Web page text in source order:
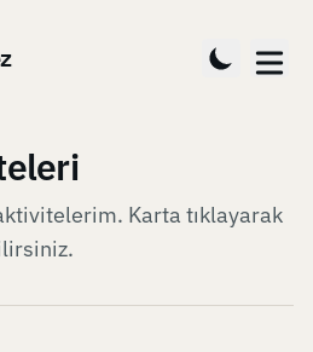
Karta tıklayarak